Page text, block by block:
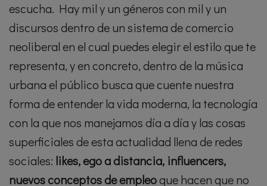
escucha. Hay mil y un géneros con mil y un
discursos dentro de un sistema de comercio
neoliberal en el cual puedes elegir el estilo que te
representa, y en concreto, dentro de la música
urbana el público busca que cuente nuestra
forma de entender la vida moderna, la tecnología
con la que nos manejamos día a día y las cosas
superficiales de esta actualidad llena de redes
sociales: likes, ego a distancia, influencers,
nuevos conceptos de empleoque hacen que no